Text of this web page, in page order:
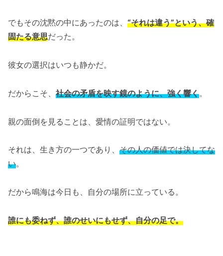
でもその沈黙の中にあったのは、 “それは違う”という、確
固たる意思だった。
彼女の選択はいつも静かだ。
だからこそ、 社会の矛盾を映す鏡のように、強く響く。
親の面倒を見ることは、愛情の証明ではない。
それは、生き方の一つであり、 その人の価値では決してな
い。
だから鳴海は今日も、自分の場所に立っている。
誰にも委ねず、誰のせいにもせず、自分の足で。